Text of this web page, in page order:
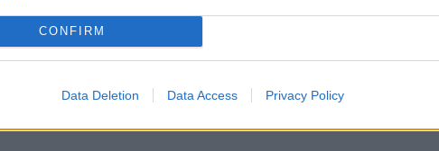
CONFIRM
Data Deletion Data Access Privacy Policy
megfigyelésre, valamint a valóság érzékelésére
elmerülhetnek a különböző érzékszervekre ható
invitál, melynek során felfedezhetjük az érzékelés
kognitív képességeink függvényében a valóságról